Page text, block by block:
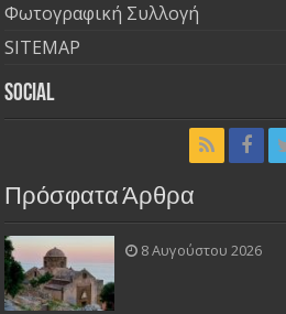
Φωτογραφική Συλλογή
SITEMAP
Social
Πρόσφατα Άρθρα
8 Αυγούστου 2026